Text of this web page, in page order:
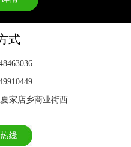
式
家店乡商业街西